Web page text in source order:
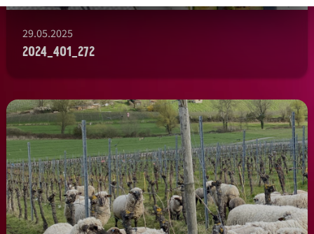
29.05.2025
2024_401_272